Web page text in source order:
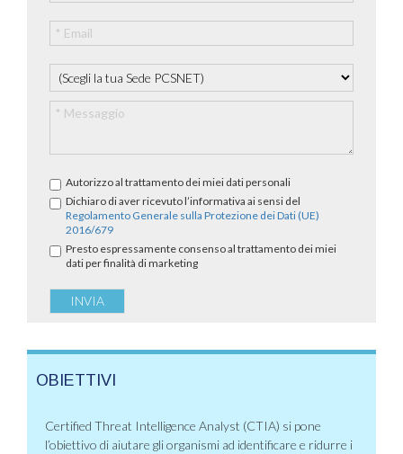
Autorizzo al trattamento dei miei dati personali
Dichiaro di aver ricevuto l’informativa ai sensi del
Regolamento Generale sulla Protezione dei Dati (UE)
2016/679
Presto espressamente consenso al trattamento dei miei
dati per finalità di marketing
OBIETTIVI
Certified Threat Intelligence Analyst (CTIA) si pone
l’obiettivo di aiutare gli organismi ad identificare e ridurre i